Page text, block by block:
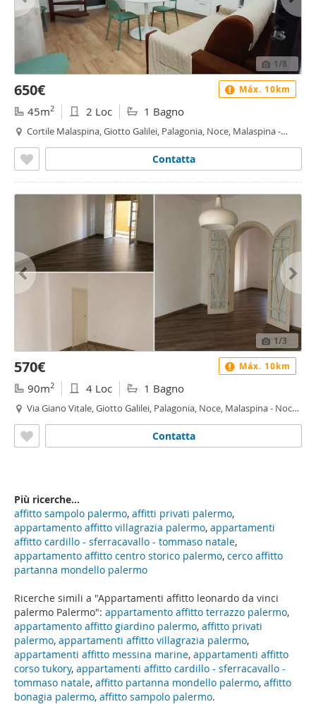
Ricerche simili a "Appartamenti affitto leonardo da vinci
palermo Palermo": appartamento affitto terrazzo palermo,
appartamento affitto giardino palermo, affitto privati
palermo, appartamenti affitto villagrazia palermo,
appartamenti affitto messina marine, appartamenti affitto
corso tukory, appartamenti affitto cardillo - sferracavallo -
tommaso natale, affitto partanna mondello palermo, affitto
bonagia palermo, affitto sampolo palermo.
1/8
650€
45m2 2 Loc 1 Bagno
Cortile Malaspina, Giotto Galilei, Palagonia, Noce, Malaspina -
Contatta
Máx. 10km
1/3
570€
90m2 4 Loc 1 Bagno
Via Giano Vitale, Giotto Galilei, Palagonia, Noce, Malaspina - Noce,
Contatta
Máx. 10km
Più ricerche...
affitto sampolo palermo, affitti privati palermo,
appartamento affitto villagrazia palermo, appartamenti
affitto cardillo - sferracavallo - tommaso natale,
appartamento affitto centro storico palermo, cerco affitto
partanna mondello palermo